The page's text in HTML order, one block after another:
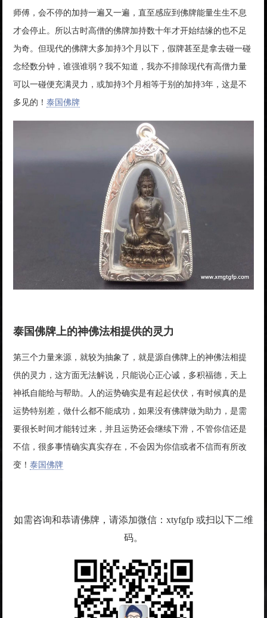
师傅，会不停的加持一遍又一遍，直至感应到佛牌能量生生不息
才会停止。所以古时高僧的佛牌加持数十年才开始结缘的也不足
为奇。但现代的佛牌大多加持3个月以下，假牌甚至是拿去碰一碰
念经数分钟，谁强谁弱？我不知道，我亦不排除现代有高僧力量
可以一碰便充满灵力，或加持3个月相等于别的加持3年，这是不
多见的！泰国佛牌
泰国佛牌上的神佛法相提供的灵力
第三个力量来源，就较为抽象了，就是源自佛牌上的神佛法相提
供的灵力，这方面无法解说，只能说心正心诚，多积福德，天上
神祇自能给与帮助。人的运势确实是有起起伏伏，有时候真的是
运势特别差，做什么都不能成功，如果没有佛牌做为助力，是需
要很长时间才能转过来，并且运势还会继续下滑，不管你信还是
不信，很多事情确实真实存在，不会因为你信或者不信而有所改
变！泰国佛牌
如需咨询和恭请佛牌，请添加微信：xtyfgfp 或扫以下二维
码。